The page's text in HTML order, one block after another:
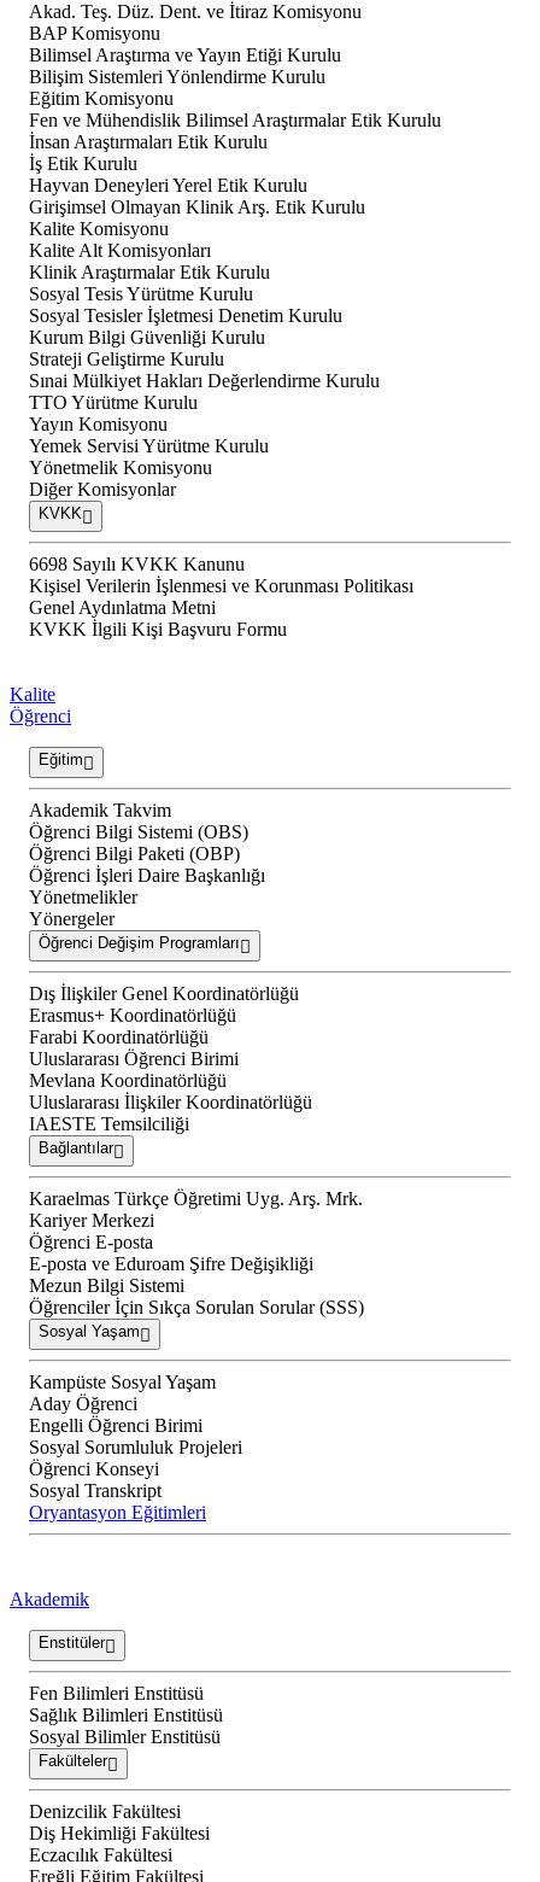
Akad. Teş. Düz. Dent. ve İtiraz Komisyonu
BAP Komisyonu
Bilimsel Araştırma ve Yayın Etiği Kurulu
Bilişim Sistemleri Yönlendirme Kurulu
Eğitim Komisyonu
Fen ve Mühendislik Bilimsel Araştırmalar Etik Kurulu
İnsan Araştırmaları Etik Kurulu
İş Etik Kurulu
Hayvan Deneyleri Yerel Etik Kurulu
Girişimsel Olmayan Klinik Arş. Etik Kurulu
Kalite Komisyonu
Kalite Alt Komisyonları
Klinik Araştırmalar Etik Kurulu
Sosyal Tesis Yürütme Kurulu
Sosyal Tesisler İşletmesi Denetim Kurulu
Kurum Bilgi Güvenliği Kurulu
Strateji Geliştirme Kurulu
Sınai Mülkiyet Hakları Değerlendirme Kurulu
TTO Yürütme Kurulu
Yayın Komisyonu
Yemek Servisi Yürütme Kurulu
Yönetmelik Komisyonu
Diğer Komisyonlar
KVKK
6698 Sayılı KVKK Kanunu
Kişisel Verilerin İşlenmesi ve Korunması Politikası
Genel Aydınlatma Metni
KVKK İlgili Kişi Başvuru Formu
Kalite
Öğrenci
Eğitim
Akademik Takvim
Öğrenci Bilgi Sistemi (OBS)
Öğrenci Bilgi Paketi (OBP)
Öğrenci İşleri Daire Başkanlığı
Yönetmelikler
Yönergeler
Öğrenci Değişim Programları
Dış İlişkiler Genel Koordinatörlüğü
Erasmus+ Koordinatörlüğü
Farabi Koordinatörlüğü
Uluslararası Öğrenci Birimi
Mevlana Koordinatörlüğü
Uluslararası İlişkiler Koordinatörlüğü
IAESTE Temsilciliği
Bağlantılar
Karaelmas Türkçe Öğretimi Uyg. Arş. Mrk.
Kariyer Merkezi
Öğrenci E-posta
E-posta ve Eduroam Şifre Değişikliği
Mezun Bilgi Sistemi
Öğrenciler İçin Sıkça Sorulan Sorular (SSS)
Sosyal Yaşam
Kampüste Sosyal Yaşam
Aday Öğrenci
Engelli Öğrenci Birimi
Sosyal Sorumluluk Projeleri
Öğrenci Konseyi
Sosyal Transkript
Oryantasyon Eğitimleri
Akademik
Enstitüler
Fen Bilimleri Enstitüsü
Sağlık Bilimleri Enstitüsü
Sosyal Bilimler Enstitüsü
Fakülteler
Denizcilik Fakültesi
Diş Hekimliği Fakültesi
Eczacılık Fakültesi
Ereğli Eğitim Fakültesi